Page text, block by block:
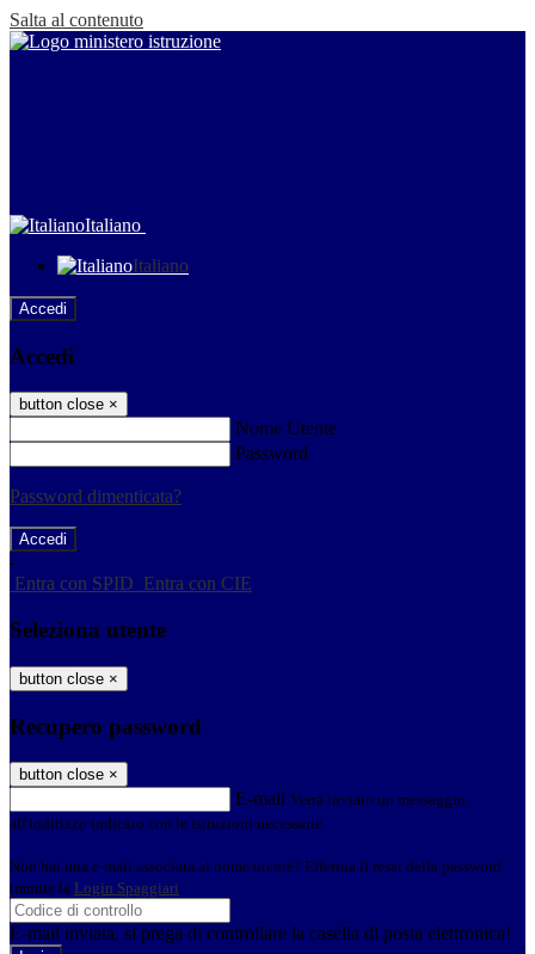
Salta al contenuto
Italiano
Italiano
Accedi
Accedi
button close ×
Nome Utente
Password
Password dimenticata?
-
Entra con SPID Entra con CIE
Seleziona utente
button close ×
Recupero password
button close ×
E-mail Verrà inviato un messaggio
all'indirizzo indicato con le istruzioni necessarie.
Non hai una e-mail associata al nome utente? Effettua il reset della password
tramite la Login Spaggiari
E-mail inviata, si prega di controllare la casella di posta elettronica!